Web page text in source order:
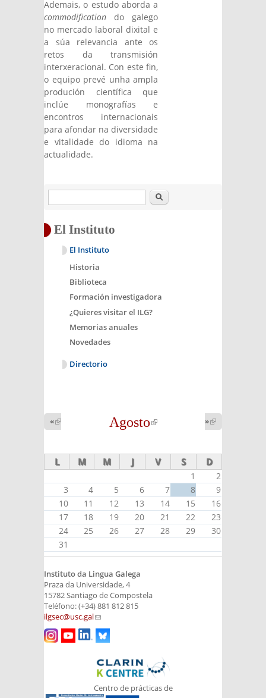
Ademais, o estudo aborda a
commodification do galego
no mercado laboral dixital e
a súa relevancia ante os
retos da transmisión
interxeracional. Con este fin,
o equipo prevé unha ampla
produción científica que
inclúe monografías e
encontros internacionais
para afondar na diversidade
e vitalidade do idioma na
actualidade.
Buscar
El Instituto
El Instituto
Historia
Biblioteca
Formación investigadora
¿Quieres visitar el ILG?
Memorias anuales
Novedades
Directorio
Agosto
(link is
«
external)
»
external)
L M M J V S D
1
2
3
4 5 6 7 8
9
10
11 12 13 14 15
16
17
18 19 20 21 22
23
24
25 26 27 28 29
30
31
Instituto da Lingua Galega
Praza da Universidade, 4
15782 Santiago de Compostela
Teléfono: (+34) 881 812 815
ilgsec@usc.gal(link sends e-mail)
Centro de prácticas de